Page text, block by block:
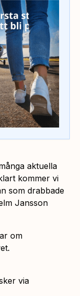
aktuella
kommer vi
som drabbade
Jansson
om
via